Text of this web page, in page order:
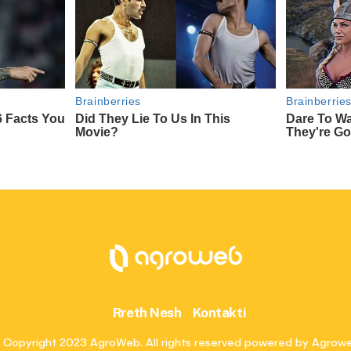
Rreth Nesh Kontakti
2023 AgroWeb. All rights reserved powered by